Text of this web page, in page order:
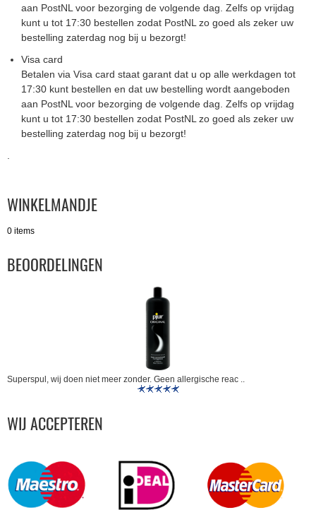
aan PostNL voor bezorging de volgende dag. Zelfs op vrijdag
kunt u tot 17:30 bestellen zodat PostNL zo goed als zeker uw
bestelling zaterdag nog bij u bezorgt!
Visa card
Betalen via Visa card staat garant dat u op alle werkdagen tot
17:30 kunt bestellen en dat uw bestelling wordt aangeboden
aan PostNL voor bezorging de volgende dag. Zelfs op vrijdag
kunt u tot 17:30 bestellen zodat PostNL zo goed als zeker uw
bestelling zaterdag nog bij u bezorgt!
WINKELMANDJE
0 items
BEOORDELINGEN
Superspul, wij doen niet meer zonder. Geen allergische reac ..
WIJ ACCEPTEREN